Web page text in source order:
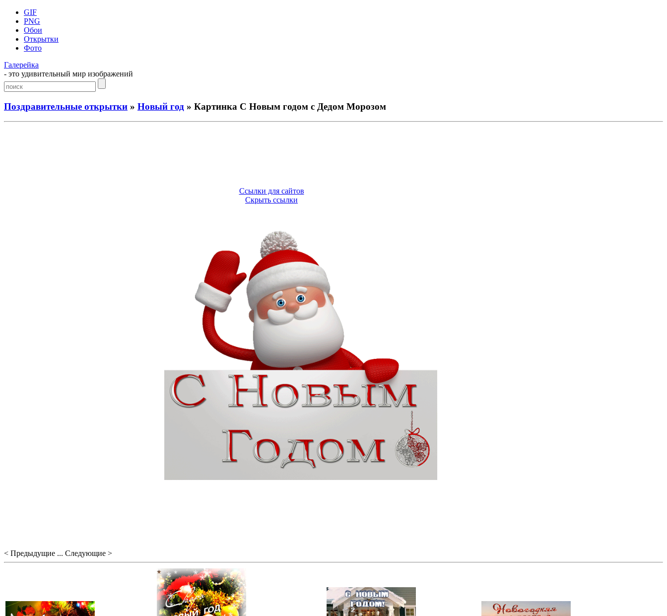
GIF
PNG
Обои
Открытки
Фото
Галерейка
- это удивительный мир изображений
Поздравительные открытки » Новый год » Картинка С Новым годом с Дедом Морозом
Ссылки для сайтов
Скрыть ссылки
< Предыдущие ... Следующие >